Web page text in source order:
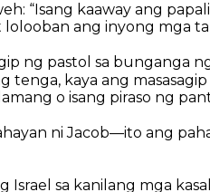
“Isang kaaway ang
lolooban ang inyong mga
ng pastol sa bunganga
tenga, kaya ang
o isang piraso ng
ni Jacob—ito ang
Israel sa kanilang mga